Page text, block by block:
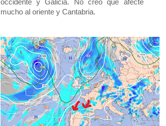
occidente y Galicia. No creo que afecte
mucho al oriente y Cantabria.